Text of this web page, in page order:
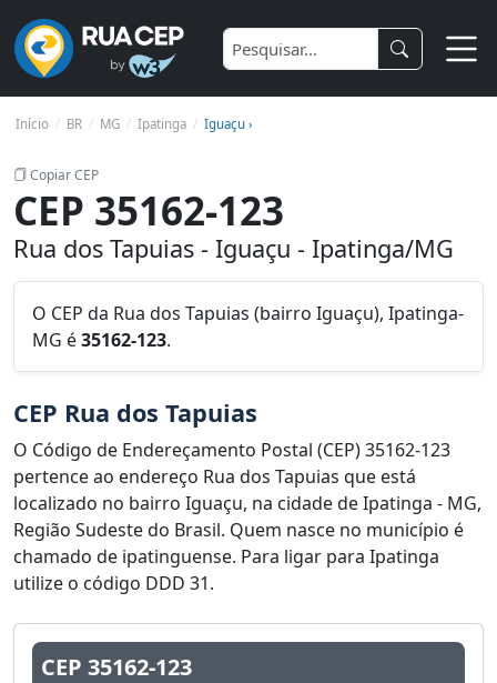
Início BR MG Ipatinga Iguaçu ›
Copiar CEP
CEP 35162-123
Rua dos Tapuias - Iguaçu - Ipatinga/MG
O CEP da Rua dos Tapuias (bairro Iguaçu), Ipatinga-
MG é35162-123.
CEP Rua dos Tapuias
O Código de Endereçamento Postal (CEP) 35162-123
pertence ao endereço Rua dos Tapuias que está
localizado no bairro Iguaçu, na cidade de Ipatinga - MG,
Região Sudeste do Brasil. Quem nasce no município é
chamado de ipatinguense. Para ligar para Ipatinga
utilize o código DDD 31.
CEP 35162-123